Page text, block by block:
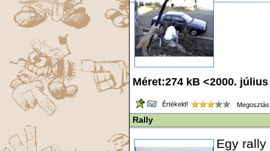
Méret:274 kB <2000.
Értékeld!
Rally
Egy